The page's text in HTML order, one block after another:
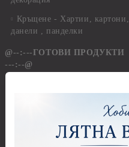
Кръщене - Хартии, картони,
данели , панделки
@--:---ГОТОВИ ПРОДУКТИ
---:--@
Картички, пликове и